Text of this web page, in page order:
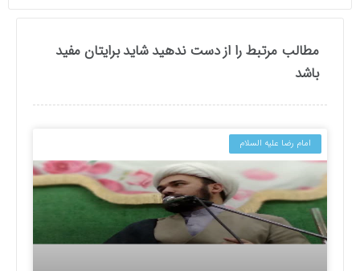
مطالب مرتبط را از دست ندهید شاید برایتان مفید
باشد
امام رضا علیه السلام